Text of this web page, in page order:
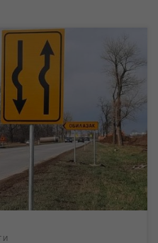
колектора атмосферске
II-A испод државног пута,
на деоници пута
у уторак 30. новембра у 7
колектора атмосферске
II-A испод државног […]